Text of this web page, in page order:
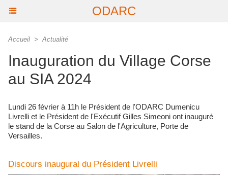
ODARC
Accueil > Actualité
Inauguration du Village Corse
au SIA 2024
Lundi 26 février à 11h le Président de l'ODARC Dumenicu
Livrelli et le Président de l'Exécutif Gilles Simeoni ont inauguré
le stand de la Corse au Salon de l'Agriculture, Porte de
Versailles.
Discours inaugural du Président Livrelli